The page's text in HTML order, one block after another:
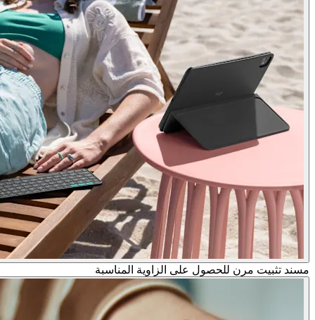
مسند تثبيت مرن للحصول على الزاوية المناسبة